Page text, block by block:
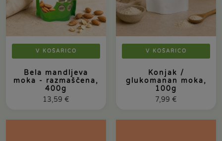
V KOŠARICO
Bela mandljeva
moka - razmaščena,
400g
13,59 €
V KOŠARICO
Konjak /
glukomanan moka,
100g
7,99 €